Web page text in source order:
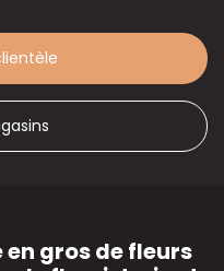
en gros de fleurs